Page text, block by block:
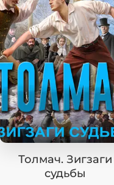
Толмач. Зигзаги
судьбы